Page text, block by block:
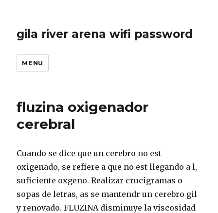
gila river arena wifi password
MENU
fluzina oxigenador
cerebral
Cuando se dice que un cerebro no est
oxigenado, se refiere a que no est llegando a l,
suficiente oxgeno. Realizar crucigramas o
sopas de letras, as se mantendr un cerebro gil
y renovado. FLUZINA disminuye la viscosidad